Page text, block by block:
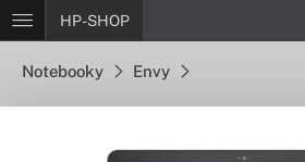
HP-SHOP
Notebooky Envy